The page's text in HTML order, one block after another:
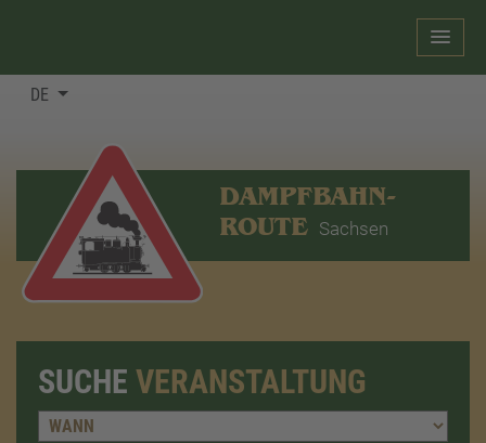
DE
DAMPFBAHN-
ROUTE Sachsen
SUCHE VERANSTALTUNG